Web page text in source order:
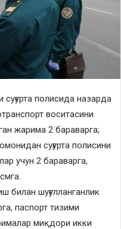
суғурта полисида назарда
воситасини
жарима 2 бараварга;
суғурта полисини
учун 2 бараварга,
билан шуғулланганлик
паспорт тизими
миқдори икки